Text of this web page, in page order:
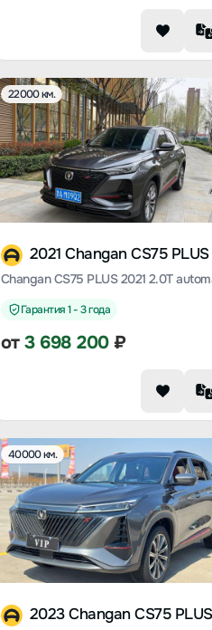
22000 км.
2021 Changan CS75 PLUS
Гарантия 1 - 3 года
от3 698 200₽
40000 км.
2023 Changan CS75 PLUS